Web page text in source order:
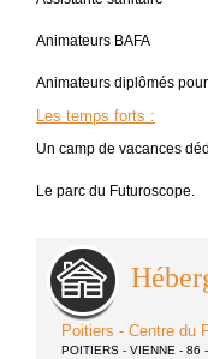
Animateurs BAFA
Animateurs diplômés
Les temps forts :
Un camp de vacances
Le parc du Futuroscope.
Poitiers - Centre du
POITIERS - VIENNE - 86